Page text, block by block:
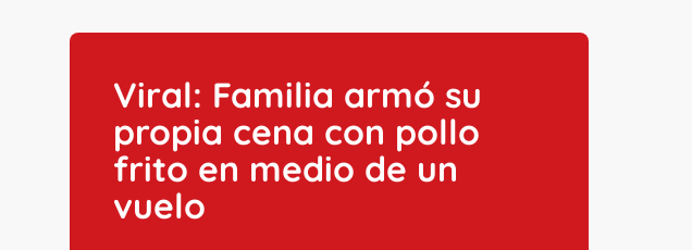
Viral: Familia armó su
propia cena con pollo
frito en medio de un
vuelo